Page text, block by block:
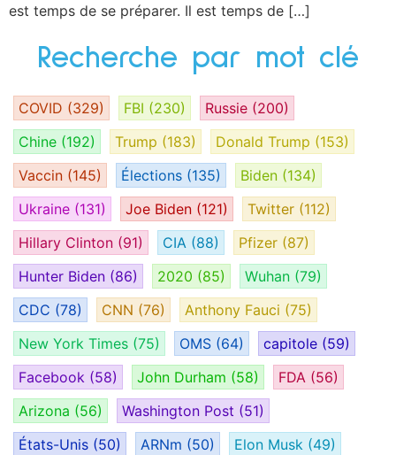
est temps de se préparer. Il est temps de […]
Recherche par mot clé
COVID (329) FBI (230) Russie (200)
Chine (192) Trump (183) Donald Trump (153)
Vaccin (145) Élections (135) Biden (134)
Ukraine (131) Joe Biden (121) Twitter (112)
Hillary Clinton (91) CIA (88) Pfizer (87)
Hunter Biden (86) 2020 (85) Wuhan (79)
CDC (78) CNN (76) Anthony Fauci (75)
New York Times (75) OMS (64) capitole (59)
Facebook (58) John Durham (58) FDA (56)
Arizona (56) Washington Post (51)
États-Unis (50) ARNm (50) Elon Musk (49)